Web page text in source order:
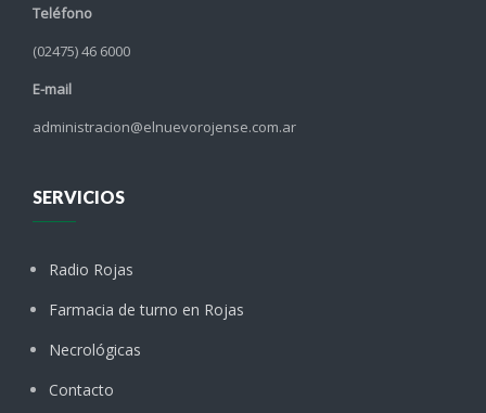
Teléfono
(02475) 46 6000
E-mail
administracion@elnuevorojense.com.ar
SERVICIOS
Radio Rojas
Farmacia de turno en Rojas
Necrológicas
Contacto